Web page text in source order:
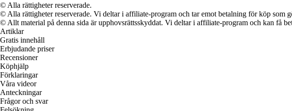
© Alla rättigheter reserverade.
© Alla rättigheter reserverade. Vi deltar i affiliate-program och tar emot betalning för köp som
© Allt material på denna sida är upphovsrättsskyddat. Vi deltar i affiliate-program och kan få
Artiklar
Gratis innehåll
Erbjudande priser
Recensioner
Köphjälp
Förklaringar
Våra videor
Anteckningar
Frågor och svar